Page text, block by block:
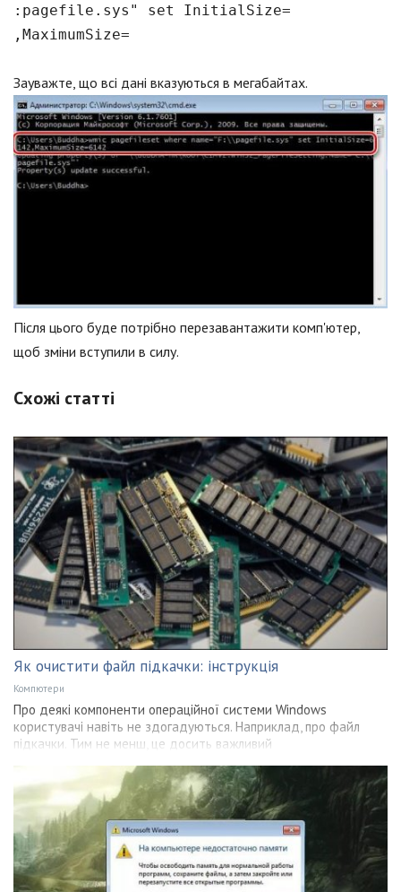
:pagefile.sys" set InitialSize=
,MaximumSize=
Зауважте, що всі дані вказуються в мегабайтах.
Після цього буде потрібно перезавантажити комп'ютер,
щоб зміни вступили в силу.
Схожі статті
Як очистити файл підкачки: інструкція
Компютери
Про деякі компоненти операційної системи Windows
користувачі навіть не здогадуються. Наприклад, про файл
підкачки. Тим не менш, це досить важливий